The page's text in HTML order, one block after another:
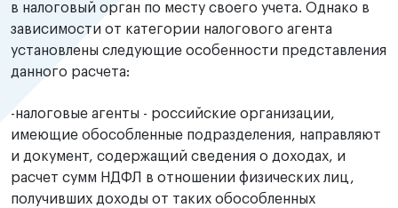
в налоговый орган по месту своего учета. Однако в
зависимости от категории налогового агента
установлены следующие особенности представления
данного расчета:
-налоговые агенты - российские организации,
имеющие обособленные подразделения, направляют
и документ, содержащий сведения о доходах, и
расчет сумм НДФЛ в отношении физических лиц,
получивших доходы от таких обособленных